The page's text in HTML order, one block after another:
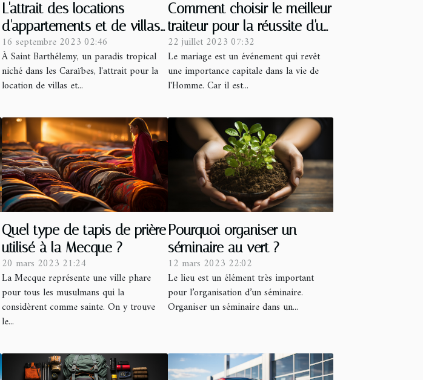
L'attrait des locations
d'appartements et de villas
avec piscine à Saint
Barthélemy
16 septembre 2023 02:46
À Saint Barthélemy, un paradis tropical
niché dans les Caraïbes, l'attrait pour la
location de villas et...
Comment choisir le meilleur
traiteur pour la réussite d'un
mariage?
22 juillet 2023 07:32
Le mariage est un événement qui revêt
une importance capitale dans la vie de
l'Homme. Car il est...
Quel type de tapis de prière
utilisé à la Mecque ?
20 mars 2023 21:24
La Mecque représente une ville phare
pour tous les musulmans qui la
considèrent comme sainte. On y trouve
le...
Pourquoi organiser un
séminaire au vert ?
12 mars 2023 22:02
Le lieu est un élément très important
pour l’organisation d’un séminaire.
Organiser un séminaire dans un...